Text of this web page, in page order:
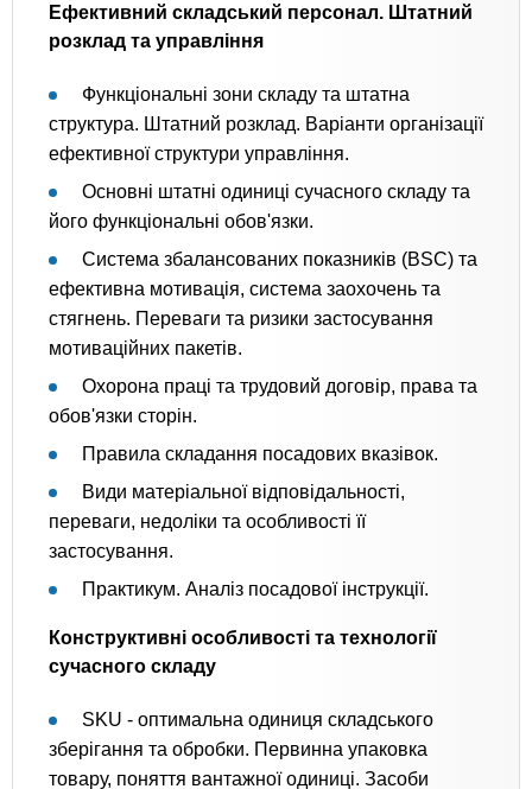
Ефективний складський персонал. Штатний
розклад та управління
Функціональні зони складу та штатна
структура. Штатний розклад. Варіанти організації
ефективної структури управління.
Основні штатні одиниці сучасного складу та
його функціональні обов'язки.
Система збалансованих показників (BSC) та
ефективна мотивація, система заохочень та
стягнень. Переваги та ризики застосування
мотиваційних пакетів.
Охорона праці та трудовий договір, права та
обов'язки сторін.
Правила складання посадових вказівок.
Види матеріальної відповідальності,
переваги, недоліки та особливості її
застосування.
Практикум. Аналіз посадової інструкції.
Конструктивні особливості та технології
сучасного складу
SKU - оптимальна одиниця складського
зберігання та обробки. Первинна упаковка
товару, поняття вантажної одиниці. Засоби